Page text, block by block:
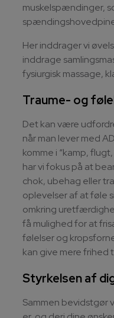
muskelspændinger,
Her inddrager vi
inddrage
fysiurgisk massage,
Traume- og
Det kan være
når man lever med
komme i “kamp,
har vi fokus på at
chok, ubehag eller
oplevelser af at føle
omkring
få mulighed for at
følelser og
kan give mere frihed
Styrkelsen af
Sammen bevidstgør